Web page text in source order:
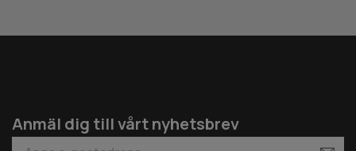
Anmäl dig till vårt nyhetsbrev